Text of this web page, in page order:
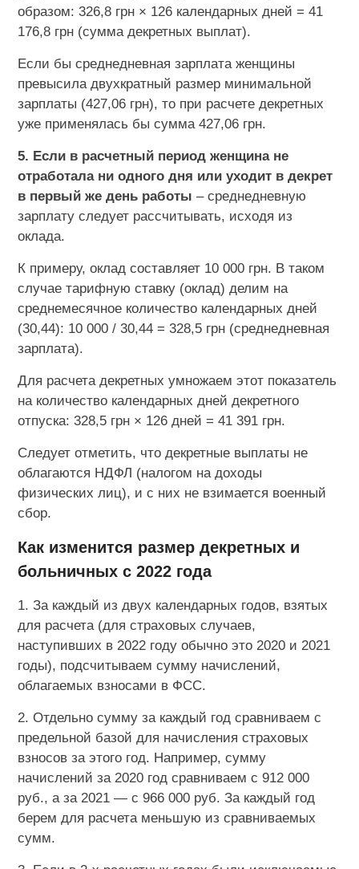
образом: 326,8 грн × 126 календарных дней = 41
176,8 грн (сумма декретных выплат).
Если бы среднедневная зарплата женщины
превысила двухкратный размер минимальной
зарплаты (427,06 грн), то при расчете декретных
уже применялась бы сумма 427,06 грн.
5. Если в расчетный период женщина не
отработала ни одного дня или уходит в декрет
в первый же день работы – среднедневную
зарплату следует рассчитывать, исходя из
оклада.
К примеру, оклад составляет 10 000 грн. В таком
случае тарифную ставку (оклад) делим на
среднемесячное количество календарных дней
(30,44): 10 000 / 30,44 = 328,5 грн (среднедневная
зарплата).
Для расчета декретных умножаем этот показатель
на количество календарных дней декретного
отпуска: 328,5 грн × 126 дней = 41 391 грн.
Следует отметить, что декретные выплаты не
облагаются НДФЛ (налогом на доходы
физических лиц), и с них не взимается военный
сбор.
Как изменится размер декретных и
больничных с 2022 года
1. За каждый из двух календарных годов, взятых
для расчета (для страховых случаев,
наступивших в 2022 году обычно это 2020 и 2021
годы), подсчитываем сумму начислений,
облагаемых взносами в ФСС.
2. Отдельно сумму за каждый год сравниваем с
предельной базой для начисления страховых
взносов за этого год. Например, сумму
начислений за 2020 год сравниваем с 912 000
руб., а за 2021 — с 966 000 руб. За каждый год
берем для расчета меньшую из сравниваемых
сумм.